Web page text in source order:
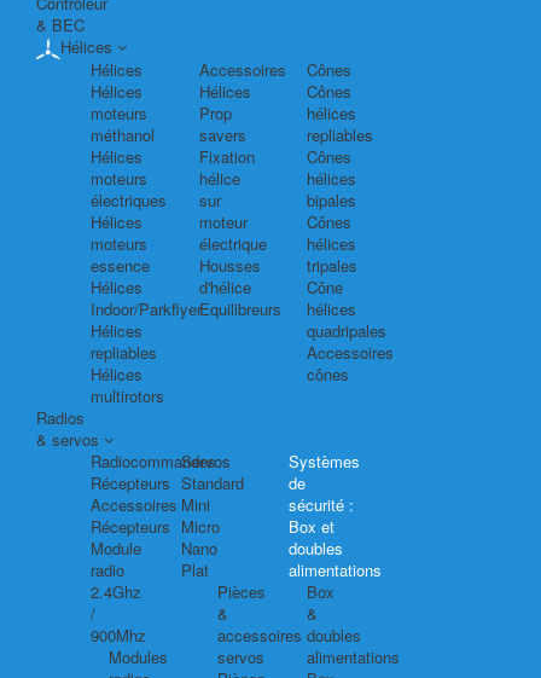
& BEC
Hélices
Hélices
Hélices
moteurs
méthanol
Hélices
moteurs
électriques
Hélices
moteurs
essence
Hélices
Indoor/Parkflyer
Hélices
repliables
Hélices
multirotors
Accessoires
Hélices
Prop
savers
Fixation
hélice
sur
moteur
électrique
Housses
d'hélice
Equilibreurs
Cônes
Cônes
hélices
repliables
Cônes
hélices
bipales
Cônes
hélices
tripales
Cône
hélices
quadripales
Accessoires
cônes
Radios
& servos
Radiocommandes
Récepteurs
Accessoires
Récepteurs
Module
radio
2.4Ghz
/
900Mhz
Modules
Servos
Standard
Mini
Micro
Nano
Plat
Pièces
&
accessoires
servos
Systèmes
de
sécurité :
Box et
doubles
alimentations
Box
&
doubles
alimentations